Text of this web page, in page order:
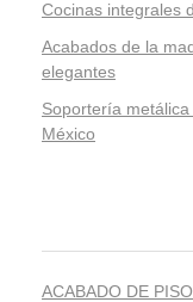
Cocinas integrales
Acabados de la
elegantes
Soportería
México
ACABADO DE